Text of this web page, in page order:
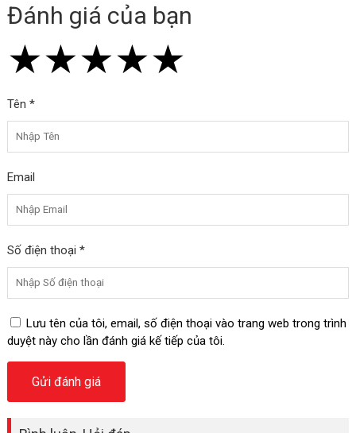
Đánh giá của bạn
★
★★
★★★
★★★★
★★★★★
Tên *
Email
Số điện thoại *
Lưu tên của tôi, email, số điện thoại vào trang web trong trình
duyệt này cho lần đánh giá kế tiếp của tôi.